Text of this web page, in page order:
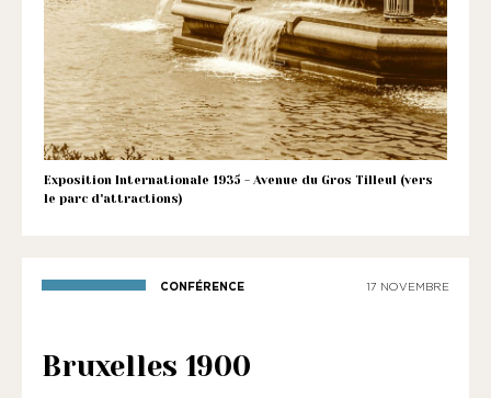
1901
ayant
une
vocation
culturelle.
Exposition Internationale 1935 - Avenue du Gros Tilleul (vers
le parc d'attractions)
CONFÉRENCE 17 NOVEMBRE
Bruxelles 1900